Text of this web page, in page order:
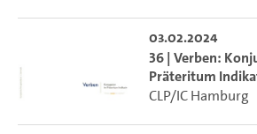
03.02.2024
36 | Verben:
Präteritum
CLP/IC Hamburg